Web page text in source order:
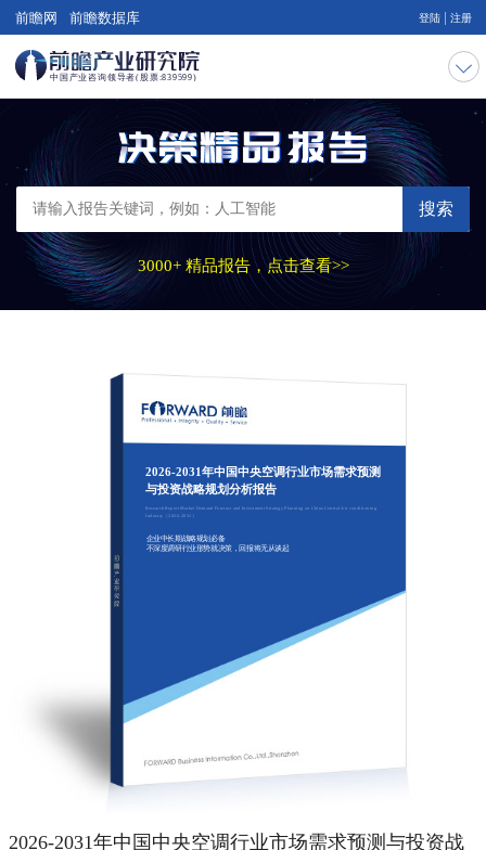
前瞻网 前瞻数据库 登陆 注册
搜索
3000+ 精品报告，点击查看>>
2026-2031年中国中央空调行业市场需求预测
与投资战略规划分析报告
Research Report Market Demand Forecast and Investment Strategy Planning on China Central Air conditioning
Industry（2026-2031）
企业中长期战略规划必备
不深度调研行业形势就决策，回报将无从谈起
2026-2031年中国中央空调行业市场需求预测与投资战